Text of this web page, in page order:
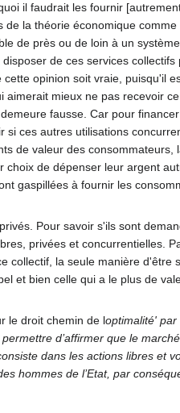
il faudrait les fournir
la théorie économique
de près ou de loin à un
de ces services
opinion soit vraie, puisqu'il
mieux ne pas recevoir
fausse. Car pour
ces autres utilisations
de valeur des consommateurs,
de dépenser leur argent
gaspillées à fournir les
Pour savoir s'ils sont
privées et concurrentielles.
collectif, la seule manière d'être
et bien celle qui a le plus de
le droit chemin de loptimalité'
d’affirmer que le
dans les actions libres et
hommes de l’Etat, par